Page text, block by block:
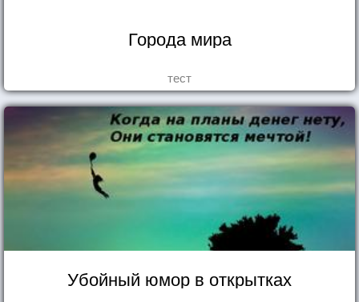
Города мира
тест
Убойный юмор в открытках